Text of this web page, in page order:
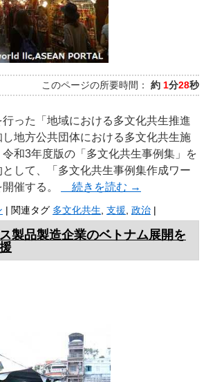
このページの所要時間： 約 1分28秒
った「地域における多文化共生推進
地方公共団体における多文化共生施
和3年度版の「多文化共生事例集」を
して、「多文化共生事例集作成ワー
催する。
続きを読む →
| 関連タグ 多文化共生 支援 政治 |
製品製造企業のベトナム展開を